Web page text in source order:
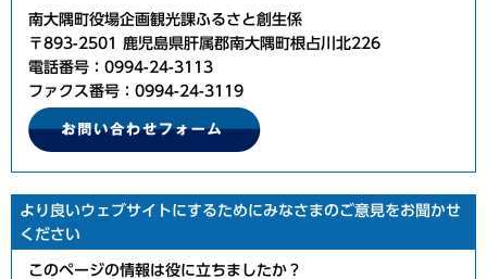
南大隅町役場企画観光課ふるさと創生係
〒893-2501 鹿児島県肝属郡南大隅町根占川北226
電話番号：0994-24-3113
ファクス番号：0994-24-3119
より良いウェブサイトにするためにみなさまのご意見をお聞かせ
ください
このページの情報は役に立ちましたか？